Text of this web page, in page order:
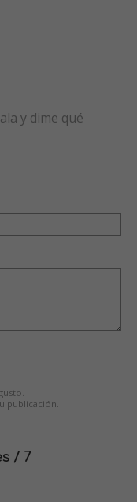
y dime qué
publicación.
/ 7